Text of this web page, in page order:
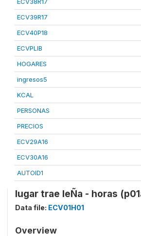
ECV39R17
ECV40P18
ECVPLIB
HOGARES
ingresos5
KCAL
PERSONAS
PRECIOS
ECV29A16
ECV30A16
AUTOID1
lugar trae leÑa - horas
Data file: ECV01H01
Overview